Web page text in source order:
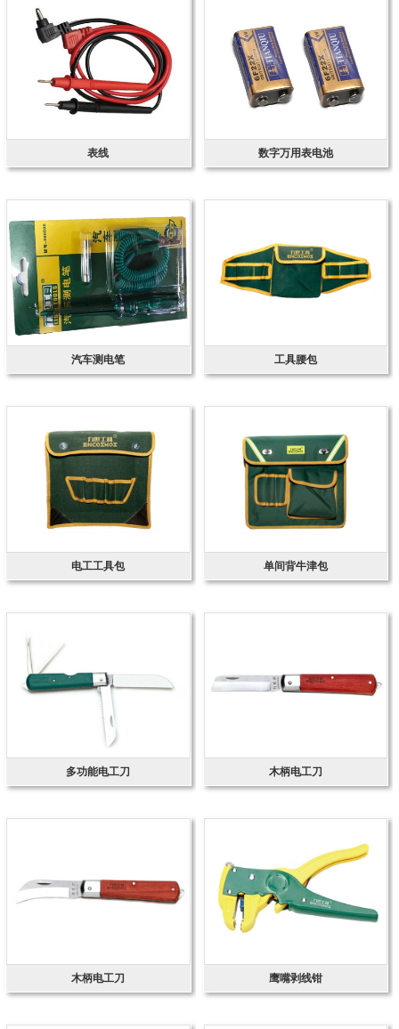
表线 数字万用表电池
汽车测电笔 工具腰包
电工工具包 单间背牛津包
多功能电工刀 木柄电工刀
木柄电工刀 鹰嘴剥线钳